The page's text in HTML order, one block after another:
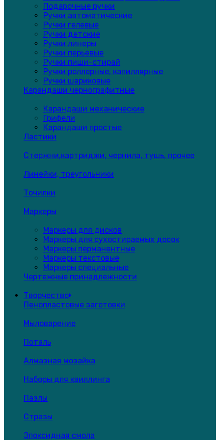
Подарочные ручки
Ручки автоматические
Ручки гелевые
Ручки детские
Ручки линеры
Ручки перьевые
Ручки пиши-стирай
Ручки роллерные, капиллярные
Ручки шариковые
Карандаши чернографитные
Карандаши механические
Грифели
Карандаши простые
Ластики
Стержни,картриджи, чернила, тушь, прочее
Линейки, треугольники
Точилки
Маркеры
Маркеры для дисков
Маркеры для сухостираемых досок
Маркеры перманентные
Маркеры текстовые
Маркеры специальные
Чертежные принадлежности
Творчество
Пенопластовые заготовки
Мыловарение
Поталь
Алмазная мозайка
Наборы для квиллинга
Пазлы
Стразы
Эпоксидная смола